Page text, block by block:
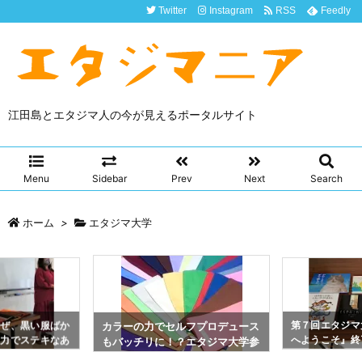
江田島とエタジマ人の今が見えるポータルサイト
Menu Sidebar Prev Next Search
Twitter Instagram RSS Feedly
ホーム > エタジマ大学
、黒い服ばか
でステキなあ
カラーの力でセルフプロデュース
もバッチリに！？エタジマ大学参
第７回エタジ
へようこそ』